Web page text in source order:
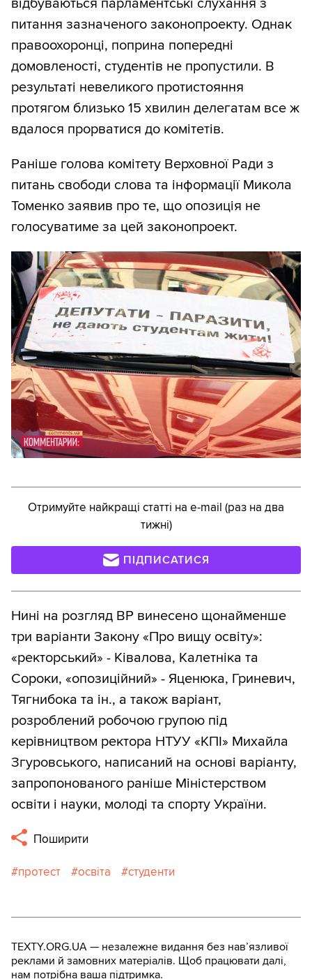
відбуваються парламентські слухання з
питання зазначеного законопроекту. Однак
правоохоронці, поприна попередні
домовленості, студентів не пропустили. В
результаті невеликого протистояння
протягом близько 15 хвилин делегатам все ж
вдалося прорватися до комітетів.
Раніше голова комітету Верховної Ради з
питань свободи слова та інформації Микола
Томенко заявив про те, що опозиція не
голосуватиме за цей законопроект.
Отримуйте найкращі статті на e-mail (раз на два
тижні)
ПІДПИСАТИСЯ
Нині на розгляд ВР винесено щонайменше
три варіанти Закону «Про вищу освіту»:
«ректорський» - Ківалова, Калетніка та
Сороки, «опозиційний» - Яценюка, Гриневич,
Тягнибока та ін., а також варіант,
розроблений робочою групою під
керівництвом ректора НТУУ «КПІ» Михайла
Згуровського, написаний на основі варіанту,
запропонованого раніше Міністерством
освіти і науки, молоді та спорту України.
Поширити
протест освіта студенти
TEXTY.ORG.UA — незалежне видання без навʼязливої
реклами й замовних матеріалів. Щоб працювати далі,
нам потрібна ваша підтримка.